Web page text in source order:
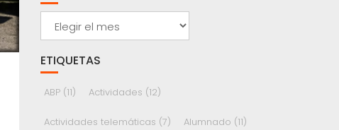
Archivos
ETIQUETAS
ABP(11) Actividades (12)
Actividades telemáticas (7) Alumnado (11)